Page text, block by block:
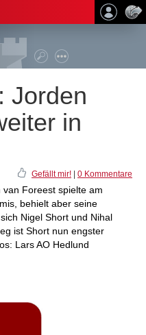
Jorden
in
Gefällt mir! 0 Kommentare
Foreest spielte am
behielt aber seine
Nigel Short und Nihal
ist Short nun engster
Lars AO Hedlund